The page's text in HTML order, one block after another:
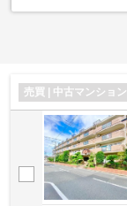
売買 | 中古マンション